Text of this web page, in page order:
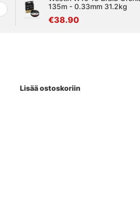
135m - 0.33mm 31.2kg
€38.90
Lisää ostoskoriin